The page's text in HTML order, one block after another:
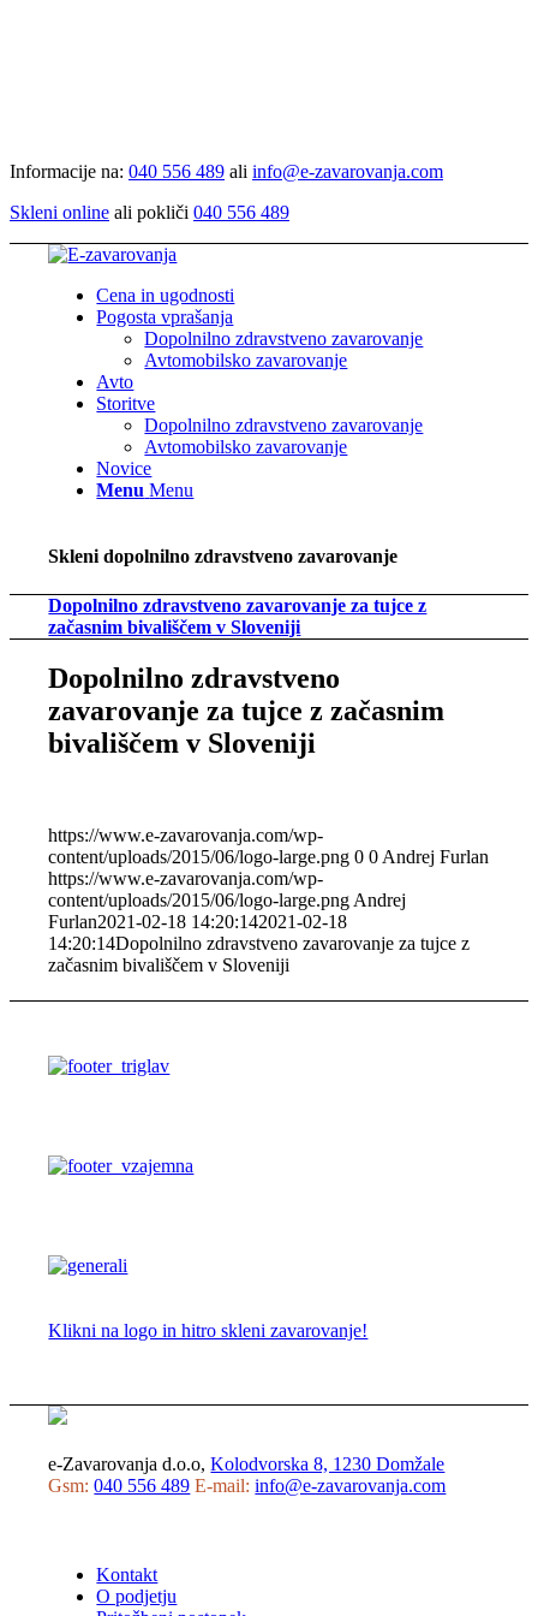
Informacije na: 040 556 489 ali info@e-zavarovanja.com
Skleni online ali pokliči 040 556 489
Cena in ugodnosti
Pogosta vprašanja
Dopolnilno zdravstveno zavarovanje
Avtomobilsko zavarovanje
Avto
Storitve
Dopolnilno zdravstveno zavarovanje
Avtomobilsko zavarovanje
Novice
Menu Menu
Skleni dopolnilno zdravstveno zavarovanje
Dopolnilno zdravstveno zavarovanje za tujce z
začasnim bivališčem v Sloveniji
Dopolnilno zdravstveno
zavarovanje za tujce z začasnim
bivališčem v Sloveniji
https://www.e-zavarovanja.com/wp-
content/uploads/2015/06/logo-large.png 0 0 Andrej Furlan
https://www.e-zavarovanja.com/wp-
content/uploads/2015/06/logo-large.png Andrej
Furlan2021-02-18 14:20:142021-02-18
14:20:14Dopolnilno zdravstveno zavarovanje za tujce z
začasnim bivališčem v Sloveniji
Klikni na logo in hitro skleni zavarovanje!
e-Zavarovanja d.o.o,Kolodvorska 8, 1230 Domžale
Gsm:040 556 489 E-mail:info@e-zavarovanja.com
Kontakt
O podjetju